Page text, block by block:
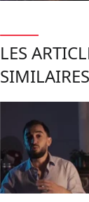
LES
SIMILAIRES